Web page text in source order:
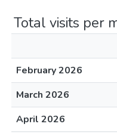
Total visits per
February 2026
March 2026
April 2026